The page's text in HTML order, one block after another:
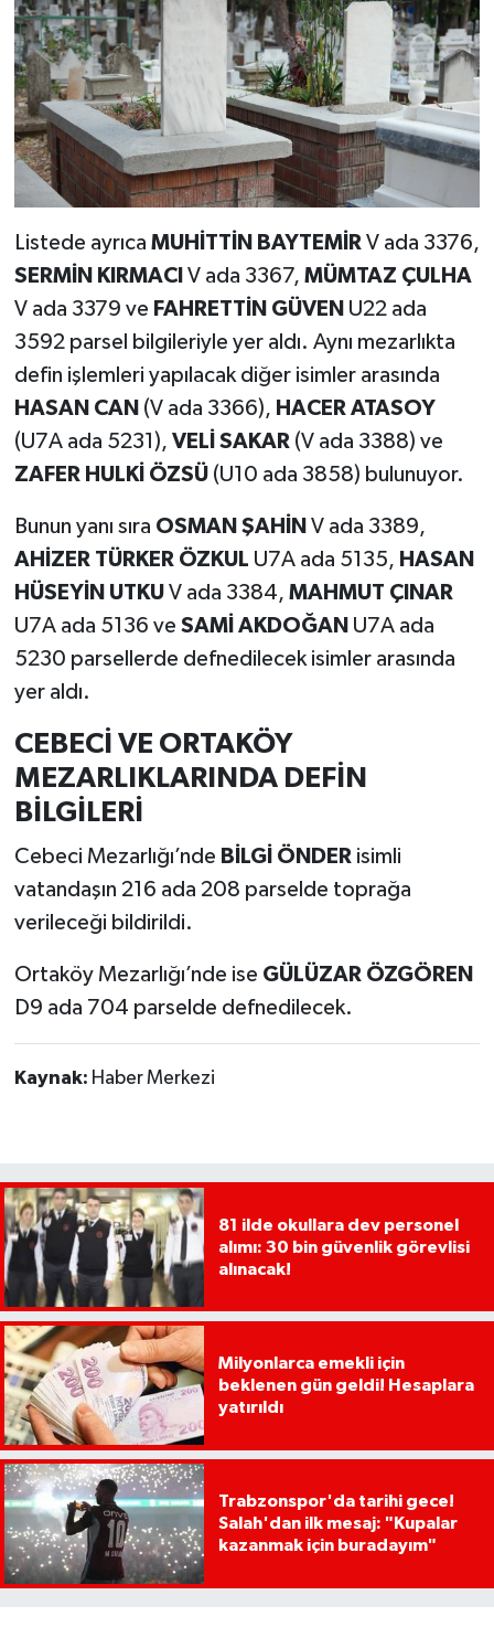
Listede ayrıca MUHİTTİN BAYTEMİRV ada 3376,
SERMİN KIRMACI V ada 3367, MÜMTAZ ÇULHA
V ada 3379 ve FAHRETTİN GÜVEN U22 ada
3592 parsel bilgileriyle yer aldı. Aynı mezarlıkta
defin işlemleri yapılacak diğer isimler arasında
HASAN CAN (V ada 3366), HACER ATASOY
(U7A ada 5231), VELİ SAKAR(V ada 3388) ve
ZAFER HULKİ ÖZSÜ(U10 ada 3858) bulunuyor.
Bunun yanı sıra OSMAN ŞAHİN V ada 3389,
AHİZER TÜRKER ÖZKUL U7A ada 5135, HASAN
HÜSEYİN UTKUV ada 3384, MAHMUT ÇINAR
U7A ada 5136 ve SAMİ AKDOĞAN U7A ada
5230 parsellerde defnedilecek isimler arasında
yer aldı.
CEBECİ VE ORTAKÖY
MEZARLIKLARINDA DEFİN
BİLGİLERİ
Cebeci Mezarlığı’nde BİLGİ ÖNDER isimli
vatandaşın 216 ada 208 parselde toprağa
verileceği bildirildi.
Ortaköy Mezarlığı’nde ise GÜLÜZAR ÖZGÖREN
D9 ada 704 parselde defnedilecek.
Kaynak: Haber Merkezi
81 ilde okullara dev personel
alımı: 30 bin güvenlik görevlisi
alınacak!
Milyonlarca emekli için
beklenen gün geldi! Hesaplara
yatırıldı
Trabzonspor'da tarihi gece!
Salah'dan ilk mesaj: "Kupalar
kazanmak için buradayım"